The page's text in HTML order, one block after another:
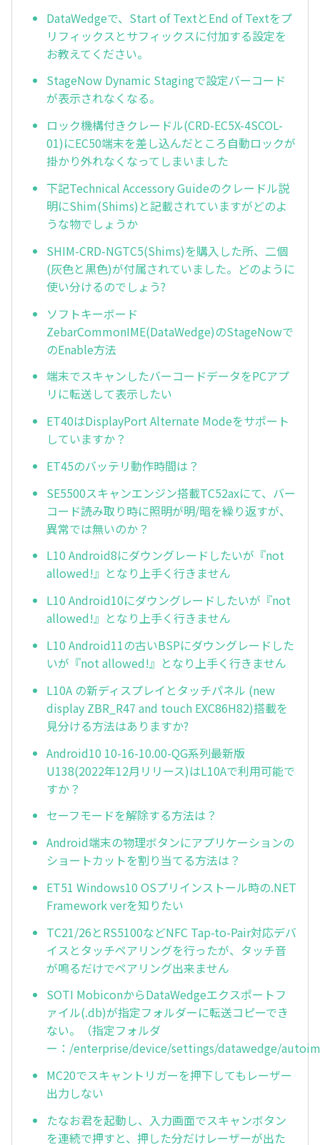
DataWedgeで、Start of TextとEnd of Textをプ
リフィックスとサフィックスに付加する設定を
お教えてください。
StageNow Dynamic Stagingで設定バーコード
が表示されなくなる。
ロック機構付きクレードル(CRD-EC5X-4SCOL-
01)にEC50端末を差し込んだところ自動ロックが
掛かり外れなくなってしまいました
下記Technical Accessory Guideのクレードル説
明にShim(Shims)と記載されていますがどのよ
うな物でしょうか
SHIM-CRD-NGTC5(Shims)を購入した所、二個
(灰色と黒色)が付属されていました。どのように
使い分けるのでしょう?
ソフトキーボード
ZebarCommonIME(DataWedge)のStageNowで
のEnable方法
端末でスキャンしたバーコードデータをPCアプ
リに転送して表示したい
ET40はDisplayPort Alternate Modeをサポート
していますか？
ET45のバッテリ動作時間は？
SE5500スキャンエンジン搭載TC52axにて、バー
コード読み取り時に照明が明/暗を繰り返すが、
異常では無いのか？
L10 Android8にダウングレードしたいが『not
allowed!』となり上手く行きません
L10 Android10にダウングレードしたいが『not
allowed!』となり上手く行きません
L10 Android11の古いBSPにダウングレードした
いが『not allowed!』となり上手く行きません
L10A の新ディスプレイとタッチパネル (new
display ZBR_R47 and touch EXC86H82)搭載を
見分ける方法はありますか?
Android10 10-16-10.00-QG系列最新版
U138(2022年12月リリース)はL10Aで利用可能で
すか？
セーフモードを解除する方法は？
Android端末の物理ボタンにアプリケーションの
ショートカットを割り当てる方法は？
ET51 Windows10 OSプリインストール時の.NET
Framework verを知りたい
TC21/26とRS5100などNFC Tap-to-Pair対応デバ
イスとタッチペアリングを行ったが、タッチ音
が鳴るだけでペアリング出来ません
SOTI MobiconからDataWedgeエクスポートフ
ァイル(.db)が指定フォルダーに転送コピーでき
ない。（指定フォルダ
ー：/enterprise/device/settings/datawedge/
MC20でスキャントリガーを押下してもレーザー
出力しない
たなお君を起動し、入力画面でスキャンボタン
を連続で押すと、押した分だけレーザーが出た